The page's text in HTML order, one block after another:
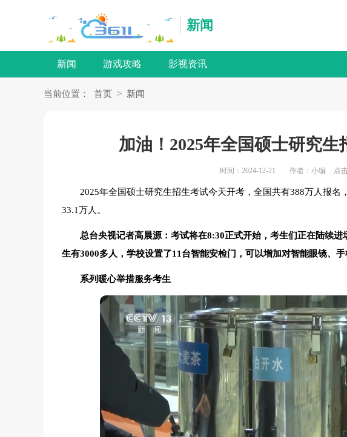
新闻
新闻 游戏攻略 影视资讯
当前位置： 首页 > 新闻
加油！2025年全国硕士研究
时间：2024-12-21 作者：小编 点
2025年全国硕士研究生招生考试今天开考，全国共有388万人报名
33.1万人。
总台央视记者高晨源：考试将在8:30正式开始，考生们正在陆续
生有3000多人，学校设置了11台智能安检门，可以增加对智能眼镜、手
系列暖心举措服务考生